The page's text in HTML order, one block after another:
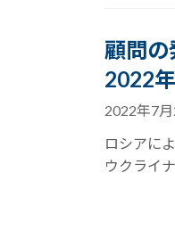
顧問の
2022
2022年7
ロシアに
ウクライ